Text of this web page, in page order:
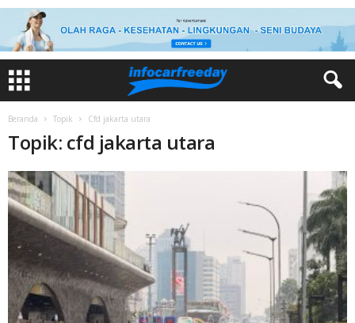
Beranda Topik Cfd jakarta utara
Topik: cfd jakarta utara